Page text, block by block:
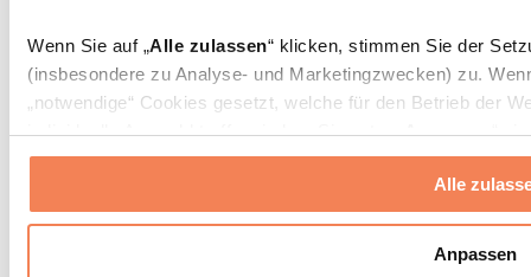
Wenn Sie auf „Alle zulassen“ klicken, stimmen Sie der
(insbesondere zu Analyse- und Marketingzwecken) zu.
„notwendige“ Cookies gesetzt, welche für den Betrieb der
individuelle Auswahl treffen, indem Sie unter „Anpassen“
erlauben“ klicken.
Weitere Informationen über die Verarbeitung Ihrer Daten
Datenschutzerklärung
Alle
Anpassen
Zubehör nach Aktivität
Laufen
Kampfsport
Yoga & Pilates
Wandern